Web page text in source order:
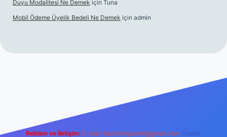
Duyu Modalitesi Ne Demek için Tuna
Mobil Ödeme Üyelik Bedeli Ne Demek için admin
Reklam ve İletişim: E-mail: backlinkpaneli@gmail.com Teams: